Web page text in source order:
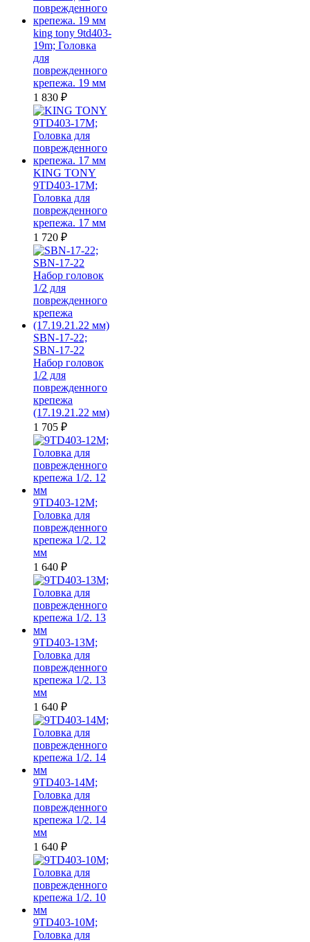
king tony 9td403-
19m; Головка
для
поврежденного
крепежа. 19 мм
1 830 ₽
KING TONY
9TD403-17M;
Головка для
поврежденного
крепежа. 17 мм
1 720 ₽
SBN-17-22;
SBN-17-22
Набор головок
1/2 для
поврежденного
крепежа
(17.19.21.22 мм)
1 705 ₽
9TD403-12M;
Головка для
поврежденного
крепежа 1/2. 12
мм
1 640 ₽
9TD403-13M;
Головка для
поврежденного
крепежа 1/2. 13
мм
1 640 ₽
9TD403-14M;
Головка для
поврежденного
крепежа 1/2. 14
мм
1 640 ₽
9TD403-10M;
Головка для